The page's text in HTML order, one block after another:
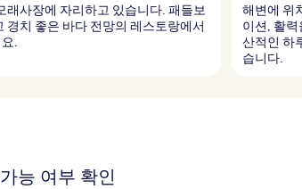
래사장에 자리하고 있습니다. 패들보
경치 좋은 바다 전망의 레스토랑에서
.
해변에 위
이션, 활
산적인 하
습니다.
능 여부 확인